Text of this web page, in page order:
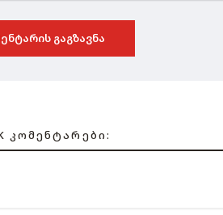
ᲒᲐᲒᲖᲐᲕᲜᲐ
ᲙᲝᲛᲔᲜᲢᲐᲠᲔᲑᲘ: